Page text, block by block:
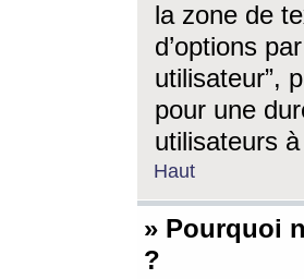
la zone de
d’options
utilisateur”,
pour une
utilisateurs
Haut
» Pourquoi
?